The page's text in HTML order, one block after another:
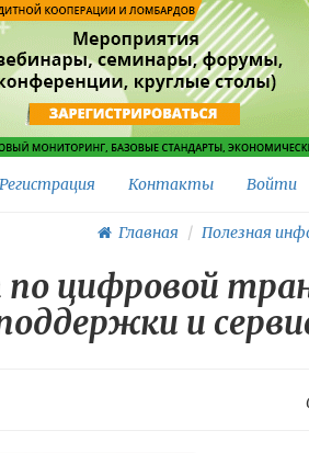
Регистрация Контакты Войти
Главная Полезная
цифровой
и